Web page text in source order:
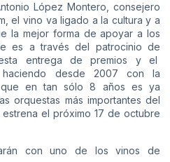
López Montero, consejero
el vino va ligado a la cultura y a
la mejor forma de apoyar a los
es a través del patrocinio de
entrega de premios y el
haciendo desde 2007 con la
que en tan sólo 8 años es ya
orquestas más importantes del
el próximo 17 de octubre
con uno de los vinos de